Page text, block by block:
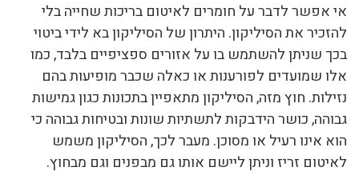
אי אפשר לדבר על חומרים לאיטום בריכות שחייה בלי
להזכיר את הסיליקון. היתרון של הסיליקון בא לידי ביטוי
בכך שניתן להשתמש בו על אזורים ספציפיים בלבד, כמו
אלו שמועדים לפורענות או כאלה שכבר מופיעות בהם
נזילות. חוץ מזה, הסיליקון מתאפיין בתכונות כגון גמישות
גבוהה, כושר הידבקות לתשתיות שונות ובטיחות גבוהה כי
הוא אינו רעיל או מסוכן. מעבר לכך, הסיליקון משמש
לאיטום זריז וניתן ליישם אותו גם מבפנים וגם מבחוץ.